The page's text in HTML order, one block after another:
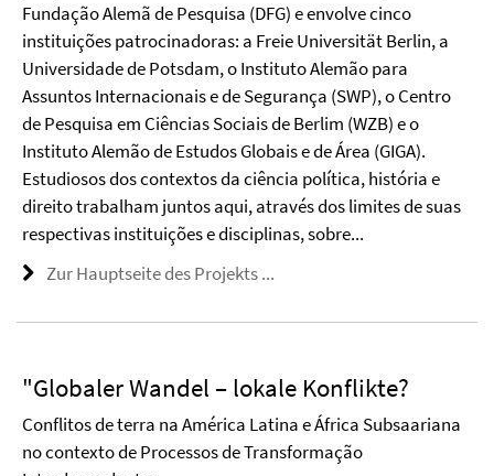
Fundação Alemã de Pesquisa (DFG) e envolve cinco
instituições patrocinadoras: a Freie Universität Berlin, a
Universidade de Potsdam, o Instituto Alemão para
Assuntos Internacionais e de Segurança (SWP), o Centro
de Pesquisa em Ciências Sociais de Berlim (WZB) e o
Instituto Alemão de Estudos Globais e de Área (GIGA).
Estudiosos dos contextos da ciência política, história e
direito trabalham juntos aqui, através dos limites de suas
respectivas instituições e disciplinas, sobre...
Zur Hauptseite des Projekts ...
"Globaler Wandel – lokale Konflikte?
Conflitos de terra na América Latina e África Subsaariana
no contexto de Processos de Transformação